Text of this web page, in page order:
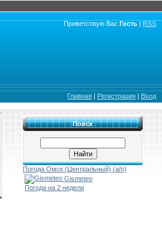
Приветствую Вас Гость | RSS
Главная | Регистрация | Вход
Поиск
Погода Омск (Центральный) (а/п)
Gismeteo
Погода на 2 недели